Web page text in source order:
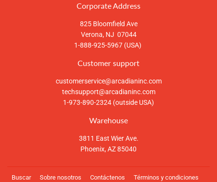
Corporate Address
825 Bloomfield Ave
Verona, NJ 07044
1-888-925-5967 (USA)
Customer support
customerservice@arcadianinc.com
techsupport@arcadianinc.com
1-973-890-2324 (outside USA)
Warehouse
3811 East Wier Ave.
Phoenix, AZ 85040
Buscar Sobre nosotros Contáctenos Términos y condiciones